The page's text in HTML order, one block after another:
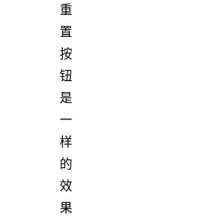
重
置
按
钮
是
一
样
的
效
果